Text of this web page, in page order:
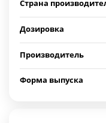
Страна
Дозировка
Производитель
Форма выпуска